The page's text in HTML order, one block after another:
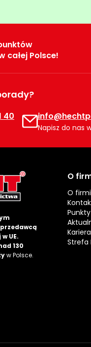
całej Polsce!
40
Napisz do nas
UE.
130
w Polsce.
O
O
Kariera
Strefa